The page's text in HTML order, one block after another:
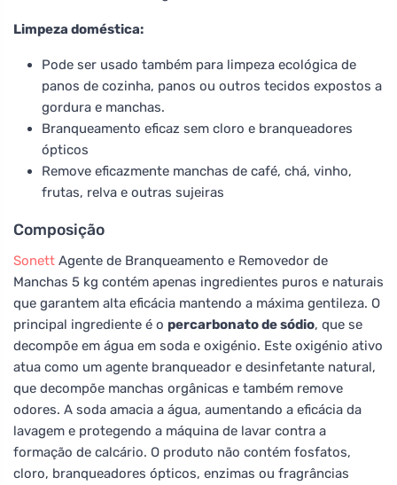
Limpeza doméstica:
Pode ser usado também para limpeza ecológica de
panos de cozinha, panos ou outros tecidos expostos a
gordura e manchas.
Branqueamento eficaz sem cloro e branqueadores
ópticos
Remove eficazmente manchas de café, chá, vinho,
frutas, relva e outras sujeiras
Composição
Sonett Agente de Branqueamento e Removedor de
Manchas 5 kg contém apenas ingredientes puros e naturais
que garantem alta eficácia mantendo a máxima gentileza. O
principal ingrediente é o percarbonato de sódio, que se
decompõe em água em soda e oxigénio. Este oxigénio ativo
atua como um agente branqueador e desinfetante natural,
que decompõe manchas orgânicas e também remove
odores. A soda amacia a água, aumentando a eficácia da
lavagem e protegendo a máquina de lavar contra a
formação de calcário. O produto não contém fosfatos,
cloro, branqueadores ópticos, enzimas ou fragrâncias